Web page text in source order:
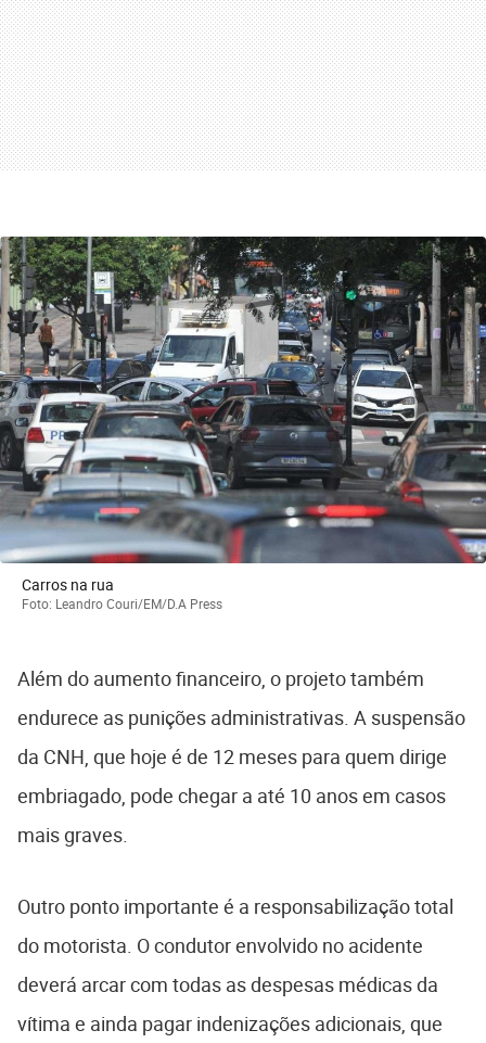
Carros na rua
Foto: Leandro Couri/EM/D.A Press
Além do aumento financeiro, o projeto também
endurece as punições administrativas. A suspensão
da CNH, que hoje é de 12 meses para quem dirige
embriagado, pode chegar a até 10 anos em casos
mais graves.
Outro ponto importante é a responsabilização total
do motorista. O condutor envolvido no acidente
deverá arcar com todas as despesas médicas da
vítima e ainda pagar indenizações adicionais, que